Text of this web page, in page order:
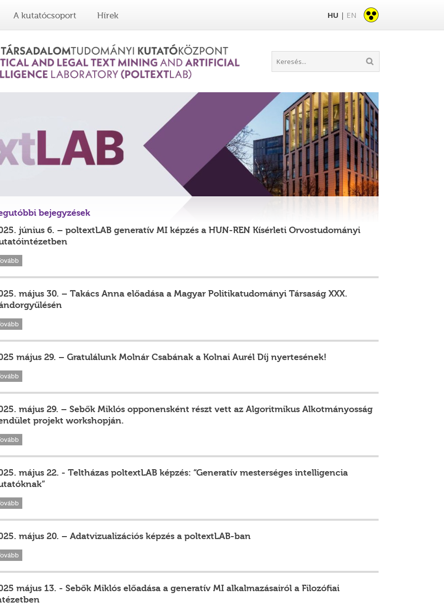
A kutatócsoport Hírek HU | EN
bejegyzések
június 6. – poltextLAB generatív MI képzés a HUN-REN Kísérleti Orvostudományi
május 30. – Takács Anna előadása a Magyar Politikatudományi Társaság XXX.
május 29. – Gratulálunk Molnár Csabának a Kolnai Aurél Díj nyertesének!
május 29. – Sebők Miklós opponensként részt vett az Algoritmikus Alkotmányosság
projekt workshopján.
május 22. - Teltházas poltextLAB képzés: “Generatív mesterséges intelligencia
május 20. – Adatvizualizációs képzés a poltextLAB-ban
május 13. - Sebők Miklós előadása a generatív MI alkalmazásairól a Filozófiai